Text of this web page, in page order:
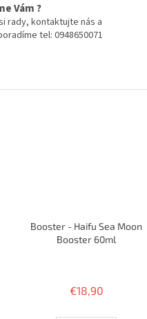
Vám ?
rady, kontaktujte nás a
tel: 0948650071
Booster - Haifu Sea Moon
Booster 60ml
€18,90